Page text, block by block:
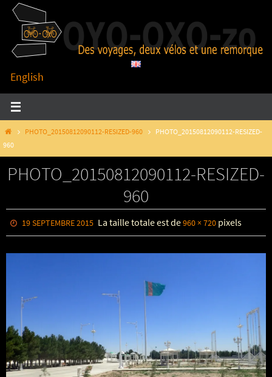
Passer
contenu
English
HOMEPHOTO_20150812090112-RESIZED-960
PHOTO_20150812090112-RESIZED-
960
PHOTO_20150812090112-RESIZED-
960
19 SEPTEMBRE 2015 La taille totale est de960 × 720 pixels